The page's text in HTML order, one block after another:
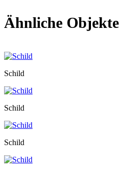
Ähnliche Objekte
Schild
Schild
Schild